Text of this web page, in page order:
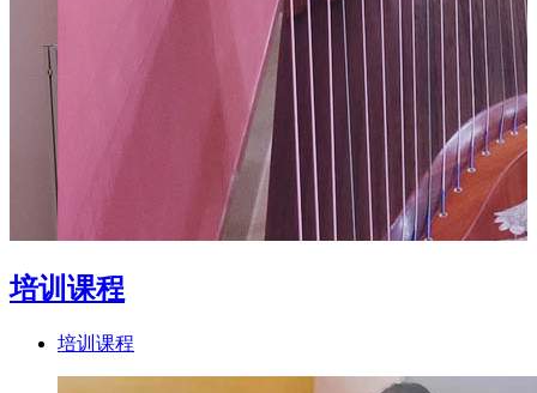
培训课程
培训课程